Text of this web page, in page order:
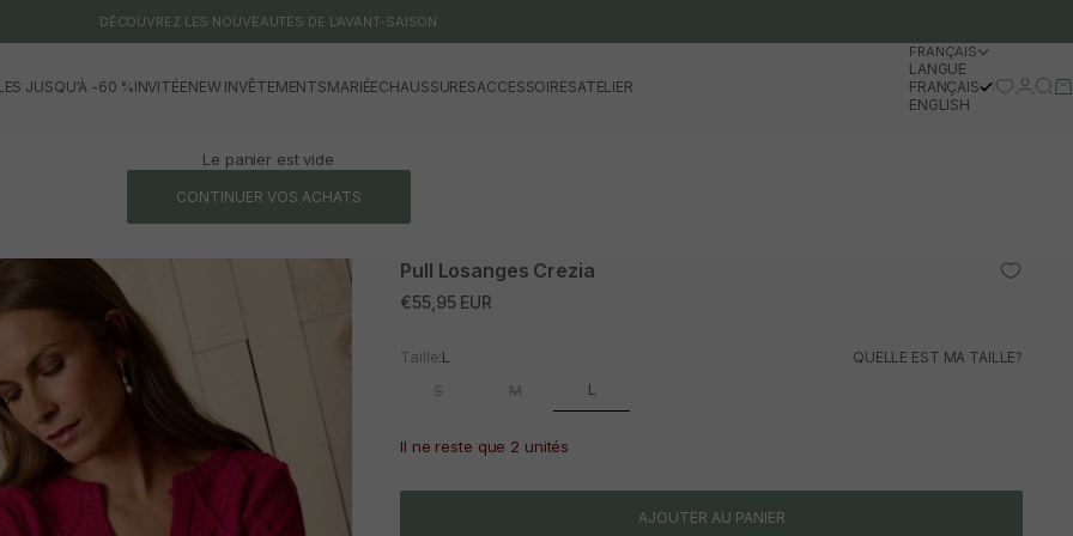
DÉCOUVREZ LES NOUVEAUTÉS DE L'AVANT-SAISON
JUSQU'À -60 %INVITÉENEW INVÊTEMENTSMARIÉECHAUSSURESACCESSOIRESATELIER
FRANÇAIS
LANGUE
FRANÇAIS
ENGLISH
Se
Le panier est vide
CONTINUER VOS ACHATS
Pull Losanges Crezia
Prix promotionnel
€55,95 EUR
Taille:L QUELLE EST MA TAILLE?
S M L
Il ne reste que 2 unités
AJOUTER AU PANIER